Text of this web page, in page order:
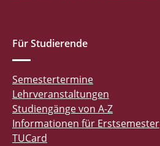
Für Studierende
Semestertermine
Lehrveranstaltungen
Studiengänge von A-Z
Informationen für Erstsemester
TUCard